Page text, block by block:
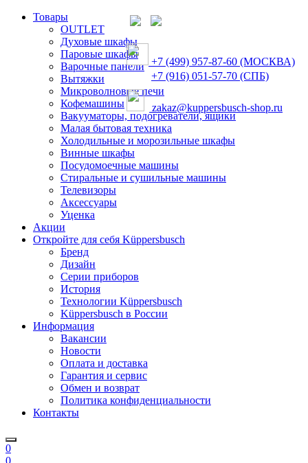
Товары
OUTLET
Духовые шкафы
Паровые шкафы
Варочные панели
Вытяжки
Микроволновые печи
Кофемашины
Вакууматоры, подогреватели, ящики
Малая бытовая техника
Холодильные и морозильные шкафы
Винные шкафы
Посудомоечные машины
Стиральные и сушильные машины
Телевизоры
Аксессуары
Уценка
Акции
Откройте для себя Küppersbusch
Бренд
Дизайн
Серии приборов
История
Технологии Küppersbusch
Küppersbusch в России
Информация
Вакансии
Новости
Оплата и доставка
Гарантия и сервис
Обмен и возврат
Политика конфиденциальности
Контакты
0
0
+7 (499) 957-87-60 (МОСКВА)
+7 (916) 051-57-70 (СПБ)
zakaz@kuppersbusch-shop.ru